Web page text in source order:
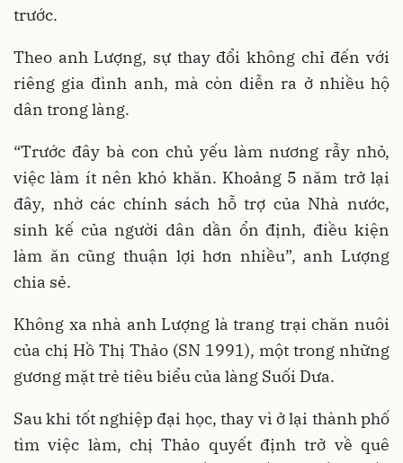
trước.
Theo anh Lượng, sự thay đổi không chỉ đến với
riêng gia đình anh, mà còn diễn ra ở nhiều hộ
dân trong làng.
“Trước đây bà con chủ yếu làm nương rẫy nhỏ,
việc làm ít nên khó khăn. Khoảng 5 năm trở lại
đây, nhờ các chính sách hỗ trợ của Nhà nước,
sinh kế của người dân dần ổn định, điều kiện
làm ăn cũng thuận lợi hơn nhiều”, anh Lượng
chia sẻ.
Không xa nhà anh Lượng là trang trại chăn nuôi
của chị Hồ Thị Thảo (SN 1991), một trong những
gương mặt trẻ tiêu biểu của làng Suối Dưa.
Sau khi tốt nghiệp đại học, thay vì ở lại thành phố
tìm việc làm, chị Thảo quyết định trở về quê